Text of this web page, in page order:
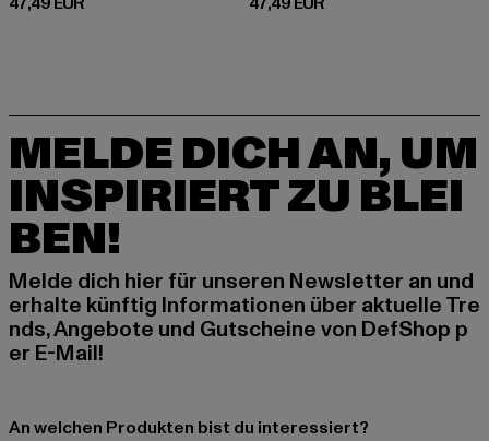
MELDE DICH AN, UM
INSPIRIERT ZU BLEI
BEN!
Melde dich hier für unseren Newsletter an und
erhalte künftig Informationen über aktuelle Tre
nds, Angebote und Gutscheine von DefShop p
er E-Mail!
An welchen Produkten bist du interessiert?